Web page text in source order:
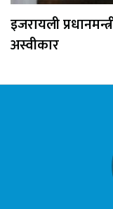
इजरायली
अस्वीकार